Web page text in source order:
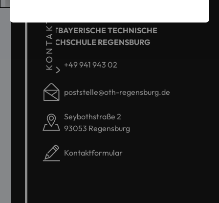
KONTAKT
OSTBAYERISCHE TECHNISCHE
HOCHSCHULE REGENSBURG
+49 941 943 02
poststelle@oth-regensburg.de
Seybothstraße 2
93053 Regensburg
Kontaktformular